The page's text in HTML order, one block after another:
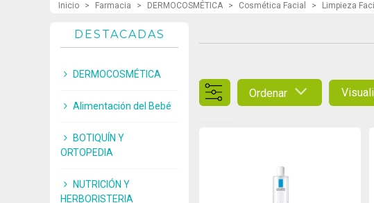
Inicio > Farmacia > DERMOCOSMÉTICA > Cosmética Facial > Limpieza
DESTACADAS
DERMOCOSMÉTICA
Alimentación del Bebé
BOTIQUÍN Y
ORTOPEDIA
NUTRICIÓN Y
HERBORISTERIA
Ordenar